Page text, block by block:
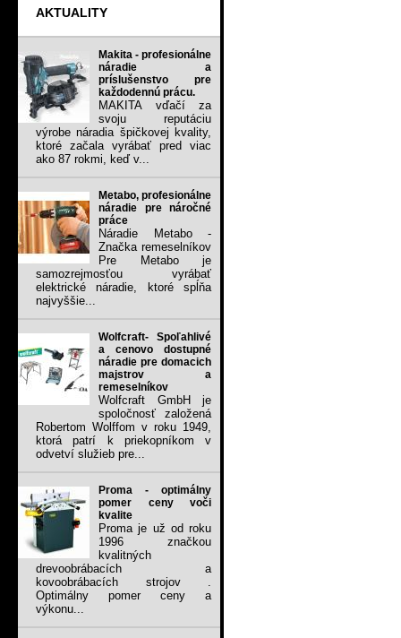
AKTUALITY
Makita - profesionálne
náradie a
príslušenstvo pre
každodennú prácu.
MAKITA vďačí za
svoju reputáciu
výrobe náradia špičkovej kvality,
ktoré začala vyrábať pred viac
ako 87 rokmi, keď v...
Metabo, profesionálne
náradie pre náročné
práce
Náradie Metabo -
Značka remeselníkov
Pre Metabo je
samozrejmosťou vyrábať
elektrické náradie, ktoré spĺňa
najvyššie...
Wolfcraft- Spoľahlivé
a cenovo dostupné
náradie pre domacich
majstrov a
remeselníkov
Wolfcraft GmbH je
spoločnosť založená
Robertom Wolffom v roku 1949,
ktorá patrí k priekopníkom v
odvetví služieb pre...
Proma - optimálny
pomer ceny voči
kvalite
Proma je už od roku
1996 značkou
kvalitných
drevoobrábacích a
kovoobrábacích strojov .
Optimálny pomer ceny a
výkonu...